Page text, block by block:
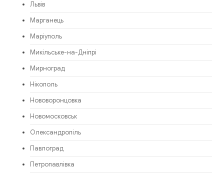
Львів
Марганець
Маріуполь
Микільське-на-Дніпрі
Мирноград
Нікополь
Нововоронцовка
Новомосковськ
Олександропіль
Павлоград
Петропавлівка